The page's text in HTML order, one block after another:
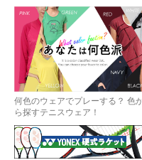
何色のウェアでプレーする？ 色
ら探すテニスウェア！